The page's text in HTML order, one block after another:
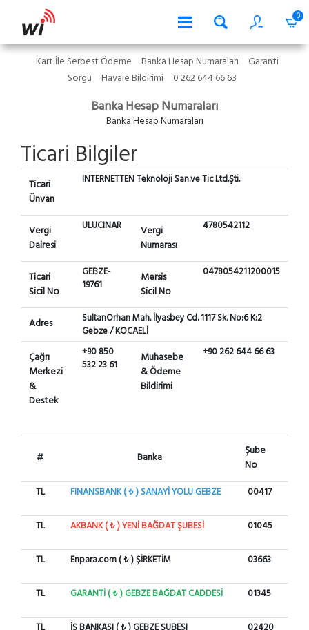
0
Kart İle Serbest Ödeme Banka Hesap Numaraları
Garanti
Sorgu
Havale Bildirimi 0 262 644 66 63
Banka Hesap Numaraları
Banka Hesap Numaraları
Ticari Bilgiler
Ticari
Ünvan
INTERNETTEN Teknoloji San.ve Tic.Ltd.Şti.
Vergi
Dairesi
ULUCINAR
Vergi
Numarası
4780542112
Ticari
Sicil No
GEBZE-
19761
Mersis
Sicil No
0478054211200015
Adres
SultanOrhan Mah. İlyasbey Cd. 1117 Sk. No:6 K:2
Gebze / KOCAELİ
Çağrı
Merkezi
&
Destek
+90 850
532 23 61
Muhasebe
& Ödeme
Bildirimi
+90 262 644 66 63
# Banka
Şube
No
TL FINANSBANK ( ₺ ) SANAYİ YOLU GEBZE 00417
TL AKBANK ( ₺ ) YENİ BAĞDAT ŞUBESİ 01045
TL Enpara.com ( ₺ ) ŞİRKETİM 03663
TL GARANTİ ( ₺ ) GEBZE BAĞDAT CADDESİ 01345